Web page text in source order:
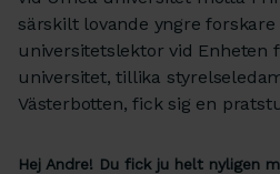
särskilt lovande yngre forskare
universitetslektor vid Enheten
universitet, tillika
Västerbotten, fick sig en
Hej Andre! Du fick ju helt nyligen